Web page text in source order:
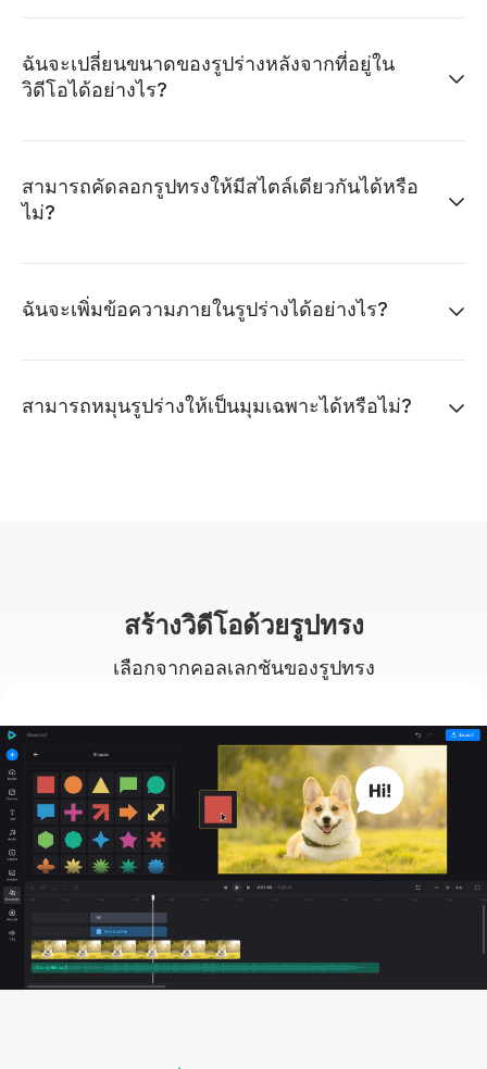
ฉันจะเปลี่ยนขนาดของรูปร่างหลังจากที่อยู่ใน
วิดีโอได้อย่างไร?
สามารถคัดลอกรูปทรงให้มีสไตล์เดียวกันได้หรือ
ไม่?
ฉันจะเพิ่มข้อความภายในรูปร่างได้อย่างไร?
สามารถหมุนรูปร่างให้เป็นมุมเฉพาะได้หรือไม่?
สร้างวิดีโอด้วยรูปทรง
เลือกจากคอลเลกชันของรูปทรง